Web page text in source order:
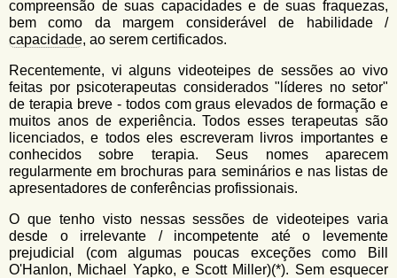
compreensão de suas capacidades e de suas fraquezas,
bem como da margem considerável de habilidade /
capacidade, ao serem certificados.
Recentemente, vi alguns videoteipes de sessões ao vivo
feitas por psicoterapeutas considerados "líderes no setor"
de terapia breve - todos com graus elevados de formação e
muitos anos de experiência. Todos esses terapeutas são
licenciados, e todos eles escreveram livros importantes e
conhecidos sobre terapia. Seus nomes aparecem
regularmente em brochuras para seminários e nas listas de
apresentadores de conferências profissionais.
O que tenho visto nessas sessões de videoteipes varia
desde o irrelevante / incompetente até o levemente
prejudicial (com algumas poucas exceções como Bill
O'Hanlon, Michael Yapko, e Scott Miller)(*). Sem esquecer